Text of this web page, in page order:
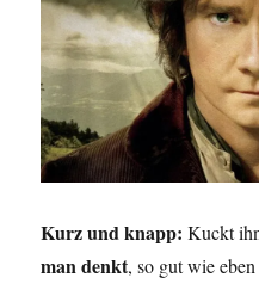
Kurz und knapp: Kuckt
man denkt, so gut wie